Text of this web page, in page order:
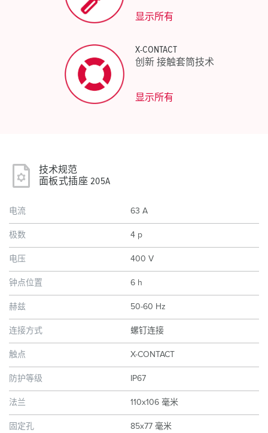
显示所有
X-CONTACT
创新 接触套筒技术
显示所有
技术规范
面板式插座 205A
电流 63 A
极数 4 p
电压 400 V
钟点位置 6 h
赫兹 50-60 Hz
连接方式 螺钉连接
触点 X-CONTACT
防护等级 IP67
法兰 110x106 毫米
固定孔 85x77 毫米